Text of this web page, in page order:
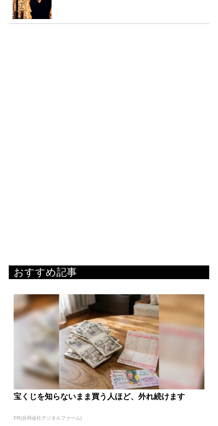
おすすめ記事
宝くじを知らないまま買う人ほど、外れ続けます
PR(合同会社デジタルファーム)